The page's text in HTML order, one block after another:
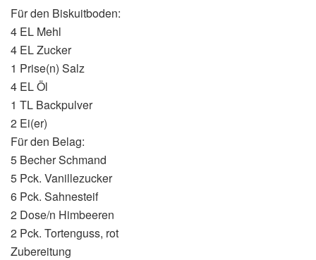
Für den Biskuitboden:
4 EL Mehl
4 EL Zucker
1 Prise(n) Salz
4 EL Öl
1 TL Backpulver
2 Ei(er)
Für den Belag:
5 Becher Schmand
5 Pck. Vanillezucker
6 Pck. Sahnesteif
2 Dose/n Himbeeren
2 Pck. Tortenguss, rot
Zubereitung